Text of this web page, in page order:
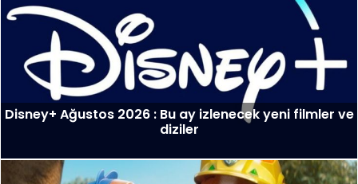
Disney+ Ağustos 2026 : Bu ay izlenecek yeni filmler ve
diziler